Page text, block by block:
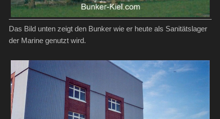
Das Bild unten zeigt den Bunker wie er heute als Sanitätslager
der Marine genutzt wird.